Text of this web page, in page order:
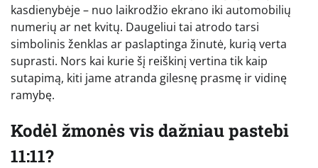
kasdienybėje – nuo laikrodžio ekrano iki automobilių
numerių ar net kvitų. Daugeliui tai atrodo tarsi
simbolinis ženklas ar paslaptinga žinutė, kurią verta
suprasti. Nors kai kurie šį reiškinį vertina tik kaip
sutapimą, kiti jame atranda gilesnę prasmę ir vidinę
ramybę.
Kodėl žmonės vis dažniau pastebi
11:11?